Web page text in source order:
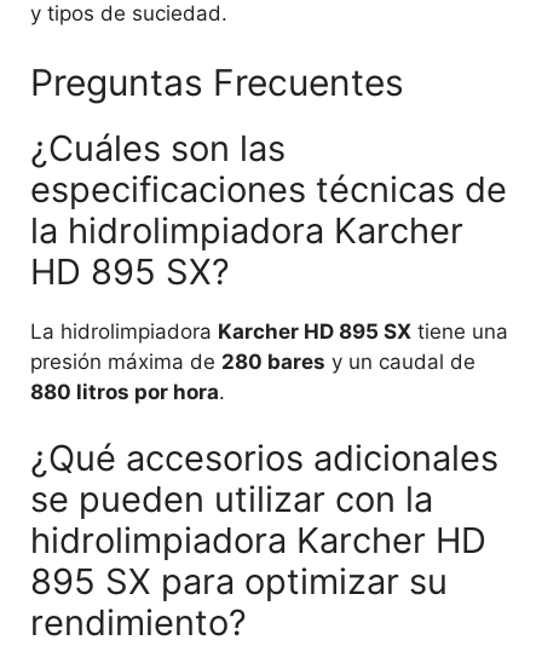
y tipos de suciedad.
Preguntas Frecuentes
¿Cuáles son las
especificaciones técnicas de
la hidrolimpiadora Karcher
HD 895 SX?
La hidrolimpiadora Karcher HD 895 SX tiene una
presión máxima de 280 bares y un caudal de
880 litros por hora.
¿Qué accesorios adicionales
se pueden utilizar con la
hidrolimpiadora Karcher HD
895 SX para optimizar su
rendimiento?